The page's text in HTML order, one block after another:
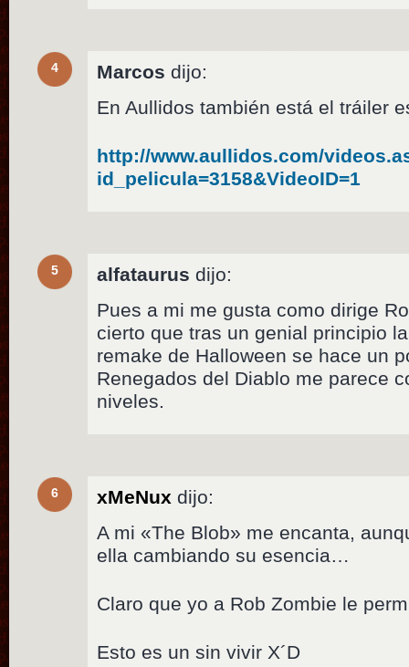
4 Marcos dijo:
En Aullidos también está el tráiler
http://www.aullidos.com/
id_pelicula=3158&VideoID=1
5 alfataurus dijo:
Pues a mi me gusta como dirige
cierto que tras un genial principio
remake de Halloween se hace un
Renegados del Diablo me parece
niveles.
6 xMeNux dijo:
A mi «The Blob» me encanta,
ella cambiando su esencia…
Claro que yo a Rob Zombie le
Esto es un sin vivir X´D